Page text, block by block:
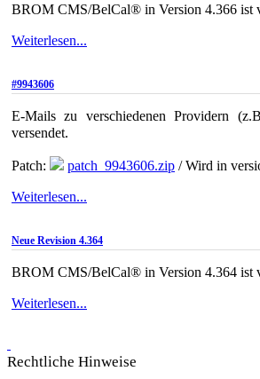
BROM CMS/BelCal® in Version 4.366 ist
Weiterlesen...
#9943606
E-Mails zu verschiedenen Providern
versendet.
Patch: patch_9943606.zip / Wird in
Weiterlesen...
Neue Revision 4.364
BROM CMS/BelCal® in Version 4.364 ist
Weiterlesen...
Rechtliche Hinweise